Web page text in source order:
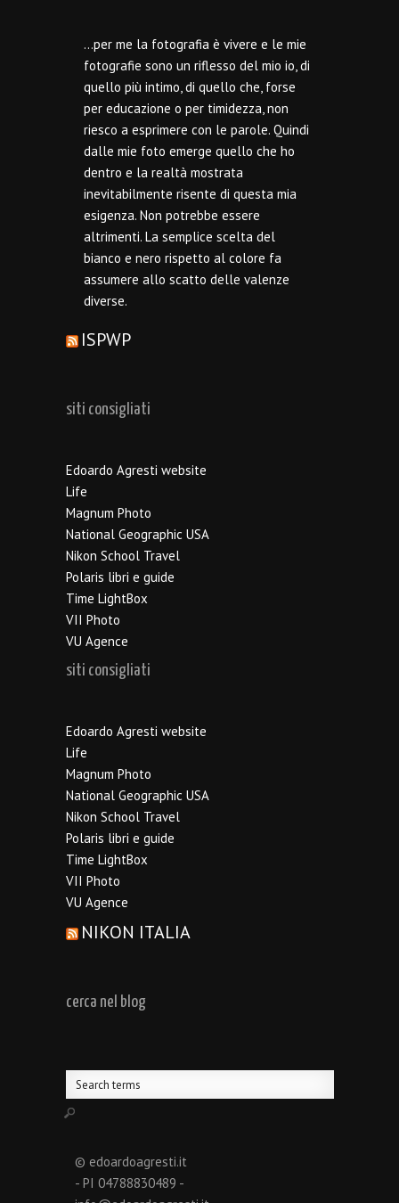
…per me la fotografia è vivere e le mie
fotografie sono un riflesso del mio io, di
quello più intimo, di quello che, forse
per educazione o per timidezza, non
riesco a esprimere con le parole. Quindi
dalle mie foto emerge quello che ho
dentro e la realtà mostrata
inevitabilmente risente di questa mia
esigenza. Non potrebbe essere
altrimenti. La semplice scelta del
bianco e nero rispetto al colore fa
assumere allo scatto delle valenze
diverse.
ISPWP
siti consigliati
Edoardo Agresti website
Life
Magnum Photo
National Geographic USA
Nikon School Travel
Polaris libri e guide
Time LightBox
VII Photo
VU Agence
siti consigliati
Edoardo Agresti website
Life
Magnum Photo
National Geographic USA
Nikon School Travel
Polaris libri e guide
Time LightBox
VII Photo
VU Agence
NIKON ITALIA
cerca nel blog
© edoardoagresti.it
- PI 04788830489 -